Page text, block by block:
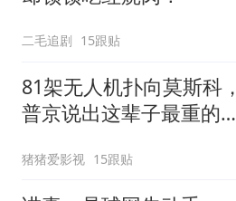
二毛追剧 15跟贴
81架无人机扑向莫斯科，
普京说出这辈子最重的一
猪猪爱影视 15跟贴